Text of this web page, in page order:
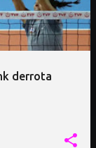
derrota